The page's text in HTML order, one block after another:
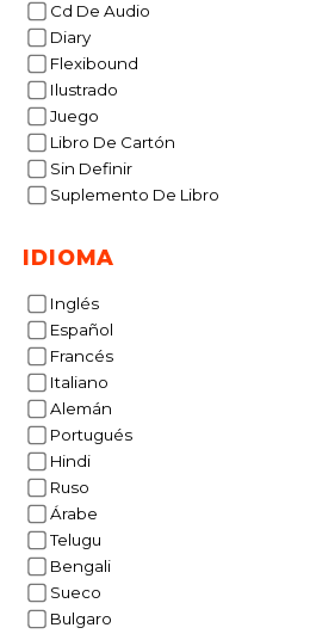
Cd De Audio
Diary
Flexibound
Ilustrado
Juego
Libro De Cartón
Sin Definir
Suplemento De Libro
IDIOMA
Inglés
Español
Francés
Italiano
Alemán
Portugués
Hindi
Ruso
Árabe
Telugu
Bengali
Sueco
Bulgaro